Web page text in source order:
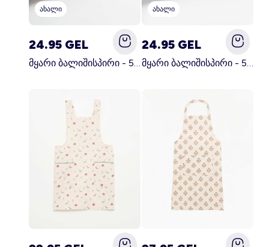
ახალი
24.95 GEL
მყარი ბალიშისპირი - 50 x 70 სმ - KIABI მთავარი ყავისფერი
ახალი
24.95 GEL
მყარი ბალიშისპირი - 50 x 70 სმ - KIABI მთავარი თეთრი